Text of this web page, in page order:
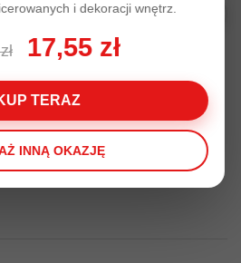
LA ciemny
Tkanina meblowa
i dekoracji wnętrz.
17,55 zł
TERAZ
INNĄ OKAZJĘ